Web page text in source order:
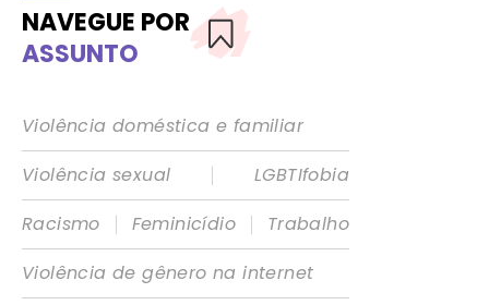
NAVEGUE POR
ASSUNTO
Violência doméstica e familiar
Violência sexual
|
LGBTIfobia
Racismo
| Feminicídio |
Trabalho
Violência de gênero na internet